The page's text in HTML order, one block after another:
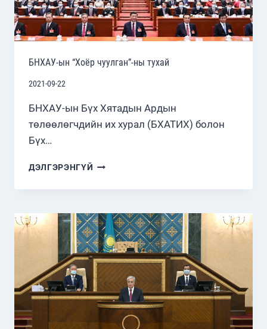
БНХАУ-ын “Хоёр чуулган”-ны тухай
2021-09-22
БНХАУ-ын Бүх Хятадын Ардын
төлөөлөгчдийн их хурал (БХАТИХ) болон
Бүх…
ДЭЛГЭРЭНГҮЙ БНХАУ-
“ХОЁР
НЫ
ТУХАЙ